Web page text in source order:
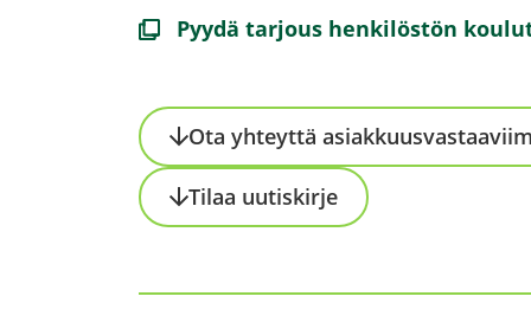
Pyydä tar­jous hen­ki­lös­tön
Ota yh­teyt­tä
Tilaa uu­tis­kir­je